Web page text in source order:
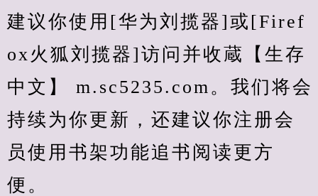
建议你使用[华为刘揽器]或[Firef
ox火狐刘揽器]访问并收蔵【生存
中文】 m.sc5235.com。我们将会
持续为你更新，还建议你注册会
员使用书架功能追书阅读更方
便。